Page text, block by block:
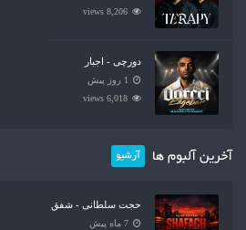
8,206 views
دورچی - اجبار
1 روز پیش
6,018 views
آخرین آلبوم ها آرشیو
حجت سلطانی - شفق
7 ماه پیش